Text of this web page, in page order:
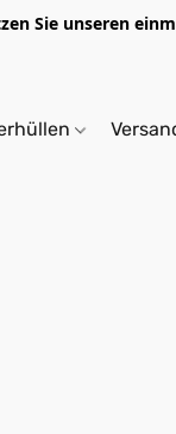
Sie unseren